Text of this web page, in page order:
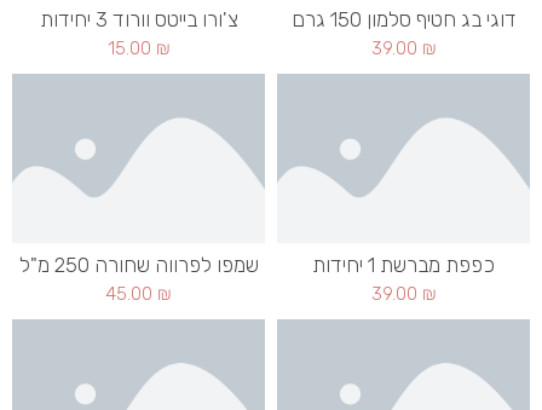
דוגי בג חטיף סלמון 150 גרם
39.00 ₪
צ'ורו בייטס וורוד 3 יחידות
15.00 ₪
כפפת מברשת 1 יחידות
39.00 ₪
שמפו לפרווה שחורה 250 מ"ל
45.00 ₪